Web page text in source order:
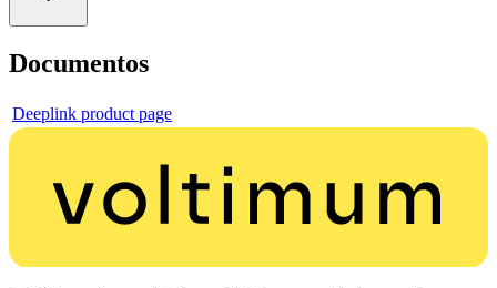
Documentos
Deeplink product page